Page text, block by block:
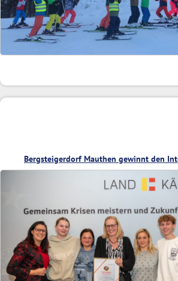
Bergsteigerdorf Mauthen gewinnt den